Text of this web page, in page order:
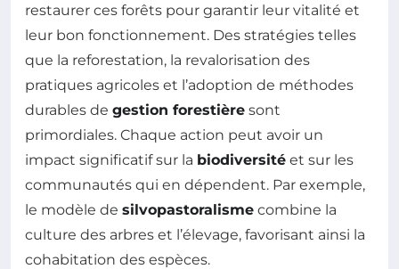
restaurer ces forêts pour garantir leur vitalité et
leur bon fonctionnement. Des stratégies telles
que la reforestation, la revalorisation des
pratiques agricoles et l’adoption de méthodes
durables de gestion forestière sont
primordiales. Chaque action peut avoir un
impact significatif sur la biodiversité et sur les
communautés qui en dépendent. Par exemple,
le modèle de silvopastoralisme combine la
culture des arbres et l’élevage, favorisant ainsi la
cohabitation des espèces.